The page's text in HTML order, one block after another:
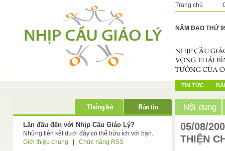
Trang chủ
NĂM ĐẠO THỨ
TIN TỨC
Lần đầu đến với Nhịp Cầu Giáo Lý?
Những liên kết dưới đây có thể hữu ích với bạn.
Giới thiệu chung
Chức năng RSS
Nội dung
05/08/
THIỆN